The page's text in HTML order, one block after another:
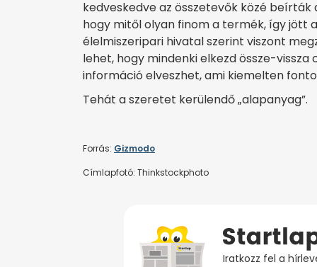
kedveskedve az összetevők közé
hogy mitől olyan finom a termék, így jött
élelmiszeripari hivatal szerint viszont
lehet, hogy mindenki elkezd össze-vissza
információ elveszhet, ami kiemelten
Tehát a szeretet kerülendő „alapanyag”.
Forrás: Gizmodo
Címlapfotó: Thinkstockphoto
Iratkozz fel a